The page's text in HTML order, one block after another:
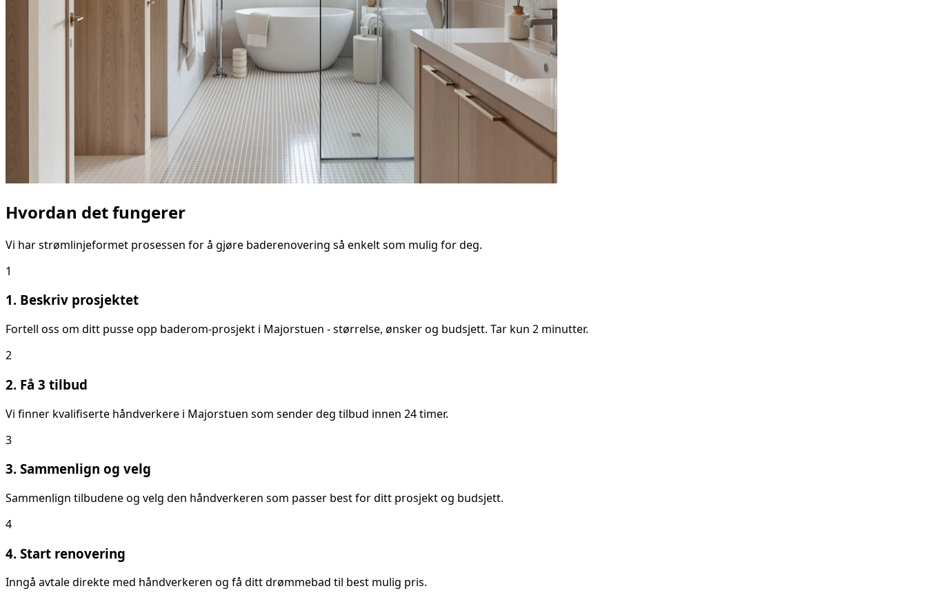
Hvordan det fungerer
Vi har strømlinjeformet prosessen for å gjøre baderenovering så enkelt som mulig for deg.
1
1. Beskriv prosjektet
Fortell oss om ditt pusse opp baderom-prosjekt i Majorstuen - størrelse, ønsker og budsjett. Tar kun 2 minutter.
2
2. Få 3 tilbud
Vi finner kvalifiserte håndverkere i Majorstuen som sender deg tilbud innen 24 timer.
3
3. Sammenlign og velg
Sammenlign tilbudene og velg den håndverkeren som passer best for ditt prosjekt og budsjett.
4
4. Start renovering
Inngå avtale direkte med håndverkeren og få ditt drømmebad til best mulig pris.